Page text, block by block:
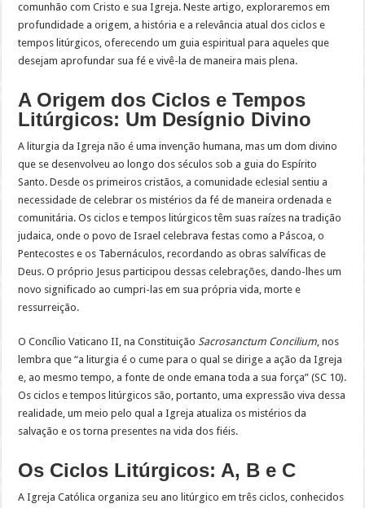
comunhão com Cristo e sua Igreja. Neste artigo, exploraremos em
profundidade a origem, a história e a relevância atual dos ciclos e
tempos litúrgicos, oferecendo um guia espiritual para aqueles que
desejam aprofundar sua fé e vivê-la de maneira mais plena.
A Origem dos Ciclos e Tempos
Litúrgicos: Um Desígnio Divino
A liturgia da Igreja não é uma invenção humana, mas um dom divino
que se desenvolveu ao longo dos séculos sob a guia do Espírito
Santo. Desde os primeiros cristãos, a comunidade eclesial sentiu a
necessidade de celebrar os mistérios da fé de maneira ordenada e
comunitária. Os ciclos e tempos litúrgicos têm suas raízes na tradição
judaica, onde o povo de Israel celebrava festas como a Páscoa, o
Pentecostes e os Tabernáculos, recordando as obras salvíficas de
Deus. O próprio Jesus participou dessas celebrações, dando-lhes um
novo significado ao cumpri-las em sua própria vida, morte e
ressurreição.
O Concílio Vaticano II, na ConstituiçãoSacrosanctum Concilium, nos
lembra que “a liturgia é o cume para o qual se dirige a ação da Igreja
e, ao mesmo tempo, a fonte de onde emana toda a sua força” (SC 10).
Os ciclos e tempos litúrgicos são, portanto, uma expressão viva dessa
realidade, um meio pelo qual a Igreja atualiza os mistérios da
salvação e os torna presentes na vida dos fiéis.
Os Ciclos Litúrgicos: A, B e C
A Igreja Católica organiza seu ano litúrgico em três ciclos, conhecidos